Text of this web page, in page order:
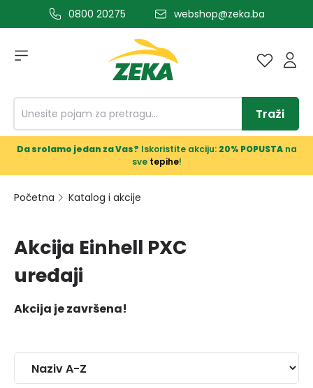
glavni sadržaj0800 20275 webshop@zeka.ba
Traži
Da srolamo jedan za Vas? Iskoristite akciju: 20% POPUSTAna
sve tepihe!
Početna Katalog i akcije
Akcija Einhell PXC
uređaji
Akcija je završena!